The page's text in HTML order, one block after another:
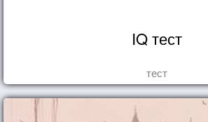
IQ тест
тест